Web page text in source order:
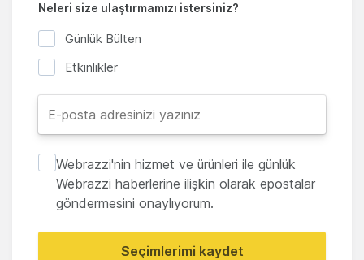
Neleri size ulaştırmamızı istersiniz?
Günlük Bülten
Etkinlikler
Webrazzi'nin hizmet ve ürünleri ile günlük
Webrazzi haberlerine ilişkin olarak epostalar
göndermesini onaylıyorum.
Seçimlerimi kaydet